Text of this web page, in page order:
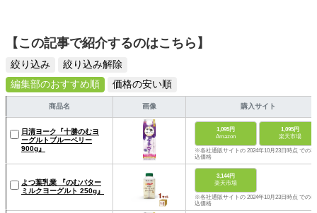
【この記事で紹介するのはこちら】
絞り込み
絞り込み解除
編集部のおすすめ順
価格の安い順
商品名 画像 購入サイト
日清ヨーク『十勝のむヨ
ーグルトブルーベリー
900g』
1,095円
Amazon
1,095円
楽天市場
※各社通販サイトの 2024年10月23日時点 での税
込価格
よつ葉乳業 『のむバター
ミルクヨーグルト 250g』
3,144円
楽天市場
※各社通販サイトの 2024年10月23日時点 での税
込価格